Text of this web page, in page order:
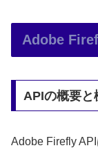
Adobe
APIの概要と
Adobe Firefly